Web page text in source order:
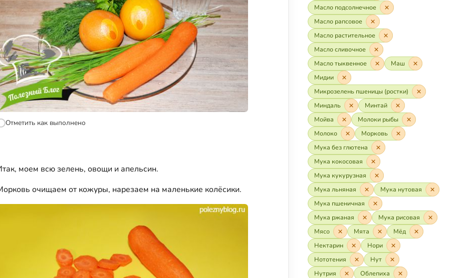
Отметить как выполнено
моем всю зелень, овощи и апельсин.
очищаем от кожуры, нарезаем на маленькие колёсики.
Масло подсолнечное
Масло рапсовое
Масло растительное
Масло сливочное
Масло тыквенное
Маш
Мидии
Микрозелень пшеницы (ростки)
Миндаль
Минтай
Мойва
Молоки рыбы
Молоко
Морковь
Мука без глютена
Мука кокосовая
Мука кукурузная
Мука льняная
Мука нутовая
Мука пшеничная
Мука ржаная
Мука рисовая
Мясо
Мята
Мёд
Нектарин
Нори
Нототения
Нут
Нутрия
Облепиха